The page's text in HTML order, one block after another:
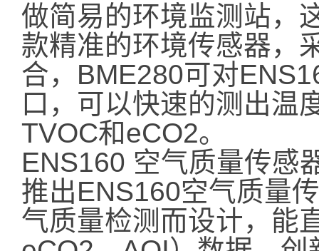
做简易的环境监测站，
款精准的环境传感器，
合，BME280可对
口，可以快速的测出温
TVOC和eCO2。
ENS160 空气质量传感
推出ENS160空气质量
气质量检测而设计，能